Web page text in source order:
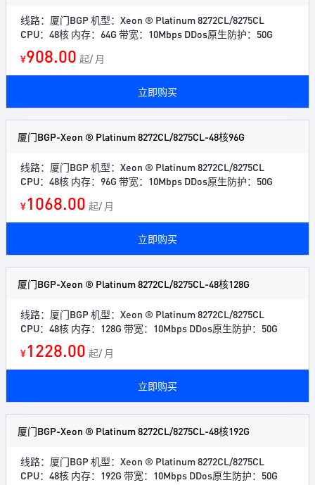
线路：厦门BGP 机型：Xeon ® Platinum 8272CL/8275CL
CPU：48核 内存：64G 带宽：10Mbps DDos原生防护：50G
¥908.00 起/ 月
立即购买
厦门BGP-Xeon ® Platinum 8272CL/8275CL-48核96G
线路：厦门BGP 机型：Xeon ® Platinum 8272CL/8275CL
CPU：48核 内存：96G 带宽：10Mbps DDos原生防护：50G
¥1068.00 起/ 月
立即购买
厦门BGP-Xeon ® Platinum 8272CL/8275CL-48核128G
线路：厦门BGP 机型：Xeon ® Platinum 8272CL/8275CL
CPU：48核 内存：128G 带宽：10Mbps DDos原生防护：50G
¥1228.00 起/ 月
立即购买
厦门BGP-Xeon ® Platinum 8272CL/8275CL-48核192G
线路：厦门BGP 机型：Xeon ® Platinum 8272CL/8275CL
CPU：48核 内存：192G 带宽：10Mbps DDos原生防护：50G